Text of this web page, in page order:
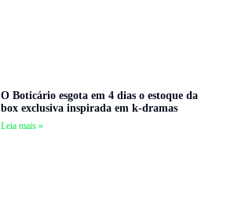
O Boticário esgota em 4 dias o estoque da
box exclusiva inspirada em k-dramas
Leia mais »